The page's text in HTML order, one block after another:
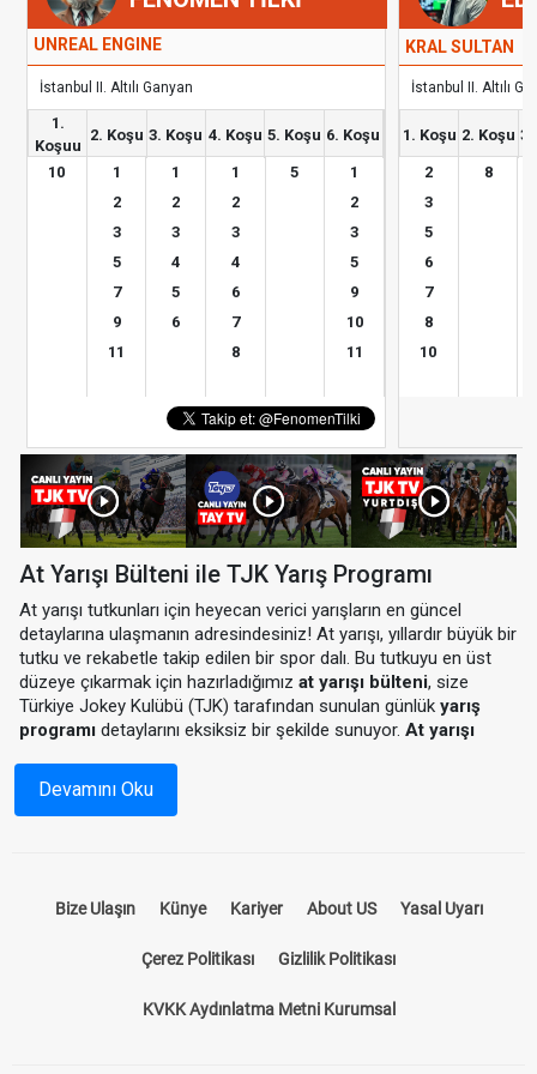
UNREAL ENGINE
İstanbul II. Altılı Ganyan
1.
Koşuu
2. Koşu 3. Koşu 4. Koşu 5. Koşu 6. Koşu
10
1
2
3
5
7
9
11
1
2
3
4
5
6
1
2
3
4
6
7
8
5
1
2
3
5
9
10
11
KRAL SULTAN
İstanbul II. Altılı
1. Koşu 2. Koşu 3.
2
3
5
6
7
8
10
8
At Yarışı Bülteni ile TJK Yarış Programı
At yarışı tutkunları için heyecan verici yarışların en güncel
detaylarına ulaşmanın adresindesiniz! At yarışı, yıllardır büyük bir
tutku ve rekabetle takip edilen bir spor dalı. Bu tutkuyu en üst
düzeye çıkarmak için hazırladığımızat yarışı bülteni, size
Türkiye Jokey Kulübü (TJK) tarafından sunulan günlükyarış
programı detaylarını eksiksiz bir şekilde sunuyor.At yarışı
durumlarını önceden inceleyebilir, yarışlardan en iyi sonuçları
almak için stratejinizi oluşturabilirsiniz.
kapsamı bir rehberdir. Hangi hipodromda, hangi atların
ve pist koşullarını öğrenmek için ideal bir kaynaktır. Bizim
Devamını Oku
Bize Ulaşın Künye Kariyer About US Yasal Uyarı
Çerez Politikası Gizlilik Politikası
KVKK Aydınlatma Metni Kurumsal